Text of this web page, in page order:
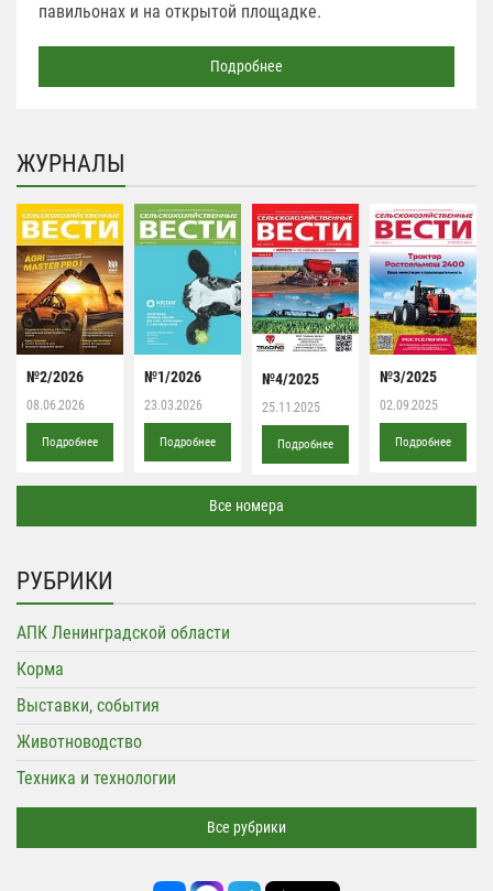
павильонах и на открытой площадке.
Подробнее
ЖУРНАЛЫ
№2/2026
08.06.2026
Подробнее
№1/2026
23.03.2026
Подробнее
№4/2025
25.11.2025
Подробнее
№3/2025
02.09.2025
Подробнее
Все номера
РУБРИКИ
АПК Ленинградской области
Корма
Выставки, события
Животноводство
Техника и технологии
Все рубрики